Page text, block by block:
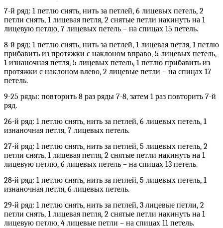
7-й ряд: 1 петлю снять, нить за петлей, 6 лицевых петель, 2
петли снять, 1 лицевая петля, 2 снятые петли накинуть на 1
лицевую петлю, 7 лицевых петель – на спицах 15 петель.
8-й ряд: 1 петлю снять, нить за петлей, 1 лицевая петля, 1 петлю
прибавить из протяжки с наклоном вправо, 5 лицевых петель,
1 изнаночная петля, 5 лицевых петель, 1 петлю прибавить из
протяжки с наклоном влево, 2 лицевые петли – на спицах 17
петель.
9-25 ряды: повторить 8 раз ряды 7-8, затем 1 раз повторить 7-й
ряд.
26-й ряд: 1 петлю снять, нить за петлей, 6 лицевых петель, 1
изнаночная петля, 7 лицевых петель.
27-й ряд: 1 петлю снять, нить за петлей, 5 лицевых петель, 2
петли снять, 1 лицевая петля, 2 снятые петли накинуть на 1
лицевую петлю, 6 лицевых петель – на спицах 13 петель.
28-й ряд: 1 петлю снять, нить за петлей, 5 лицевых петель, 1
изнаночная петля, 6 лицевых петель.
29-й ряд: 1 петлю снять, нить за петлей, 3 лицевые петли, 2
петли снять, 1 лицевая петля, 2 снятые петли накинуть на 1
лицевую петлю, 4 лицевые петли – на спицах 11 петель.